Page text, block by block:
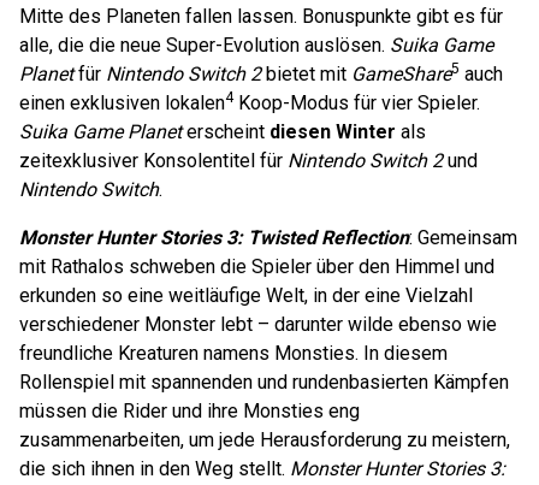
Mitte des Planeten fallen lassen. Bonuspunkte gibt es für
alle, die die neue Super-Evolution auslösen. Suika Game
Planetfür Nintendo Switch 2bietet mit GameShare5 auch
einen exklusiven lokalen4Koop-Modus für vier Spieler.
Suika Game Planeterscheint diesen Winter als
zeitexklusiver Konsolentitel für Nintendo Switch 2und
Nintendo Switch.
Monster Hunter Stories 3: Twisted Reflection: Gemeinsam
mit Rathalos schweben die Spieler über den Himmel und
erkunden so eine weitläufige Welt, in der eine Vielzahl
verschiedener Monster lebt – darunter wilde ebenso wie
freundliche Kreaturen namens Monsties. In diesem
Rollenspiel mit spannenden und rundenbasierten Kämpfen
müssen die Rider und ihre Monsties eng
zusammenarbeiten, um jede Herausforderung zu meistern,
die sich ihnen in den Weg stellt. Monster Hunter Stories 3: